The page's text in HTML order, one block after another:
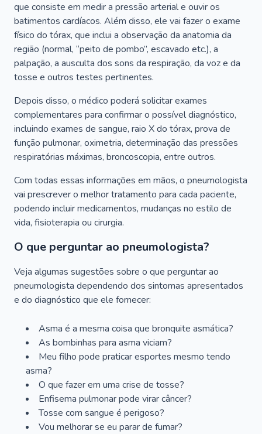
que consiste em medir a pressão arterial e ouvir os
batimentos cardíacos. Além disso, ele vai fazer o exame
físico do tórax, que inclui a observação da anatomia da
região (normal, “peito de pombo”, escavado etc.), a
palpação, a ausculta dos sons da respiração, da voz e da
tosse e outros testes pertinentes.
Depois disso, o médico poderá solicitar exames
complementares para confirmar o possível diagnóstico,
incluindo exames de sangue, raio X do tórax, prova de
função pulmonar, oximetria, determinação das pressões
respiratórias máximas, broncoscopia, entre outros.
Com todas essas informações em mãos, o pneumologista
vai prescrever o melhor tratamento para cada paciente,
podendo incluir medicamentos, mudanças no estilo de
vida, fisioterapia ou cirurgia.
O que perguntar ao pneumologista?
Veja algumas sugestões sobre o que perguntar ao
pneumologista dependendo dos sintomas apresentados
e do diagnóstico que ele fornecer:
Asma é a mesma coisa que bronquite asmática?
As bombinhas para asma viciam?
Meu filho pode praticar esportes mesmo tendo
asma?
O que fazer em uma crise de tosse?
Enfisema pulmonar pode virar câncer?
Tosse com sangue é perigoso?
Vou melhorar se eu parar de fumar?